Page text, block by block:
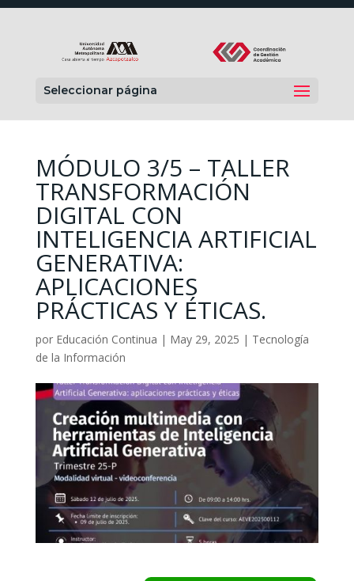
Seleccionar página
MÓDULO 3/5 – TALLER
TRANSFORMACIÓN
DIGITAL CON
INTELIGENCIA ARTIFICIAL
GENERATIVA:
APLICACIONES
PRÁCTICAS Y ÉTICAS.
por Educación Continua | May 29, 2025 | Tecnología
de la Información